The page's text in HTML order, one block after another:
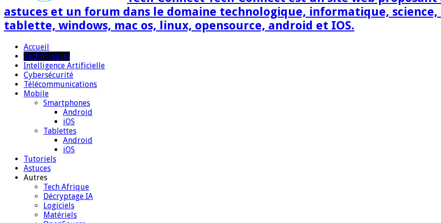
astuces et un forum dans le domaine technologique, informatique,
tablette, windows, mac os, linux, opensource, android et IOS.
Accueil
Technologies
Intelligence Artificielle
Cybersécurité
Télécommunications
Mobile
Smartphones
Android
iOS
Tablettes
Android
iOS
Tutoriels
Astuces
Autres
Tech Afrique
Décryptage IA
Logiciels
Matériels